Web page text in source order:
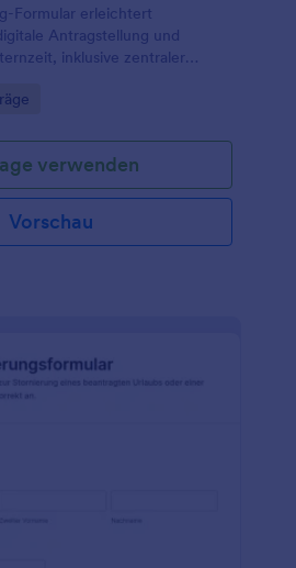
Formular erleichtert
Antragstellung und
inklusive zentraler
an zuständige Stellen mit
verwenden
Vorschau